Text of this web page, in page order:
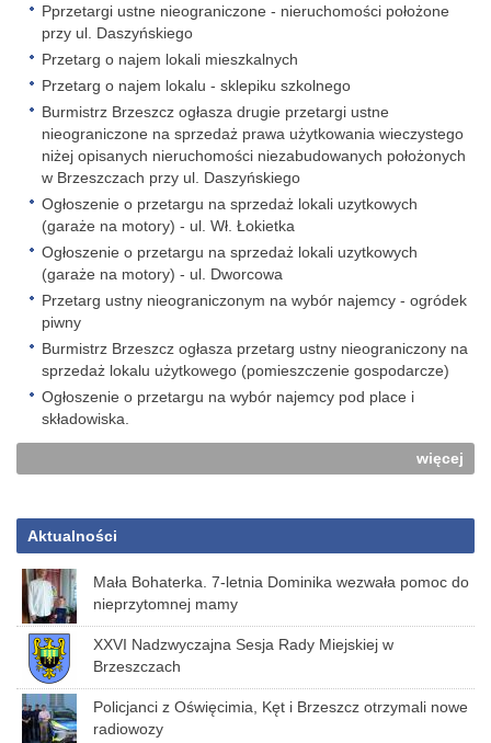
Pprzetargi ustne nieograniczone - nieruchomości położone
przy ul. Daszyńskiego
Przetarg o najem lokali mieszkalnych
Przetarg o najem lokalu - sklepiku szkolnego
Burmistrz Brzeszcz ogłasza drugie przetargi ustne
nieograniczone na sprzedaż prawa użytkowania wieczystego
niżej opisanych nieruchomości niezabudowanych położonych
w Brzeszczach przy ul. Daszyńskiego
Ogłoszenie o przetargu na sprzedaż lokali uzytkowych
(garaże na motory) - ul. Wł. Łokietka
Ogłoszenie o przetargu na sprzedaż lokali uzytkowych
(garaże na motory) - ul. Dworcowa
Przetarg ustny nieograniczonym na wybór najemcy - ogródek
piwny
Burmistrz Brzeszcz ogłasza przetarg ustny nieograniczony na
sprzedaż lokalu użytkowego (pomieszczenie gospodarcze)
Ogłoszenie o przetargu na wybór najemcy pod place i
składowiska.
więcej
Aktualności
Mała Bohaterka. 7-letnia Dominika wezwała pomoc do
nieprzytomnej mamy
XXVI Nadzwyczajna Sesja Rady Miejskiej w
Brzeszczach
Policjanci z Oświęcimia, Kęt i Brzeszcz otrzymali nowe
radiowozy